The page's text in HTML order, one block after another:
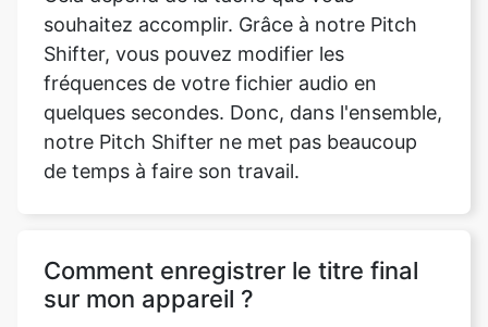
quelques secondes. Donc, dans l'ensemble,
notre Pitch Shifter ne met pas beaucoup
de temps à faire son travail.
Comment enregistrer le titre final
votre appareil est très simple. Après avoir
réglé la fréquence, la fréquence de lecture